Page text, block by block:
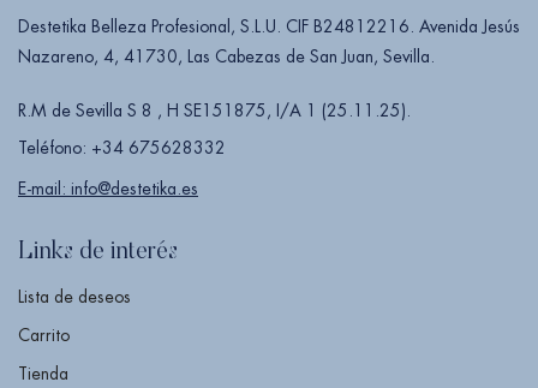
Destetika Belleza Profesional, S.L.U. CIF B24812216. Avenida Jesús
Nazareno, 4, 41730, Las Cabezas de San Juan, Sevilla.
R.M de Sevilla S 8 , H SE151875, I/A 1 (25.11.25).
Teléfono: +34 675628332
E-mail: info@destetika.es
Links de interés
Lista de deseos
Carrito
Tienda